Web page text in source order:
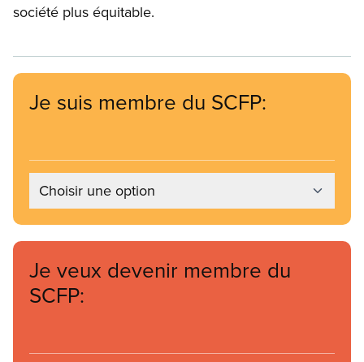
société plus équitable.
Je suis membre du SCFP:
Choisir une option
Je veux devenir membre du
SCFP: